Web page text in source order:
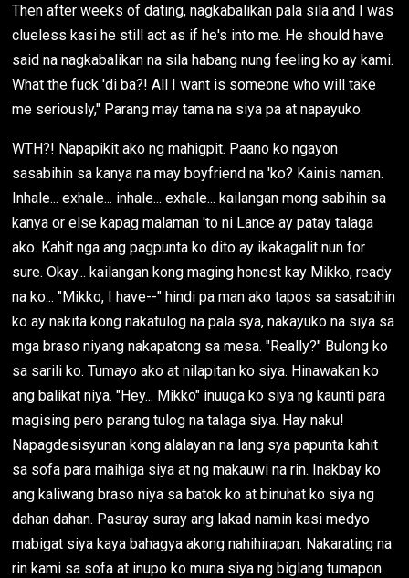
Then after weeks of dating, nagkabalikan pala sila and I was
clueless kasi he still act as if he's into me. He should have
said na nagkabalikan na sila habang nung feeling ko ay kami.
What the fuck 'di ba?! All I want is someone who will take
me seriously," Parang may tama na siya pa at napayuko.
WTH?! Napapikit ako ng mahigpit. Paano ko ngayon
sasabihin sa kanya na may boyfriend na 'ko? Kainis naman.
Inhale... exhale... inhale... exhale... kailangan mong sabihin sa
kanya or else kapag malaman 'to ni Lance ay patay talaga
ako. Kahit nga ang pagpunta ko dito ay ikakagalit nun for
sure. Okay... kailangan kong maging honest kay Mikko, ready
na ko... "Mikko, I have--" hindi pa man ako tapos sa sasabihin
ko ay nakita kong nakatulog na pala sya, nakayuko na siya sa
mga braso niyang nakapatong sa mesa. "Really?" Bulong ko
sa sarili ko. Tumayo ako at nilapitan ko siya. Hinawakan ko
ang balikat niya. "Hey... Mikko" inuuga ko siya ng kaunti para
magising pero parang tulog na talaga siya. Hay naku!
Napagdesisyunan kong alalayan na lang sya papunta kahit
sa sofa para maihiga siya at ng makauwi na rin. Inakbay ko
ang kaliwang braso niya sa batok ko at binuhat ko siya ng
dahan dahan. Pasuray suray ang lakad namin kasi medyo
mabigat siya kaya bahagya akong nahihirapan. Nakarating na
rin kami sa sofa at inupo ko muna siya ng biglang tumapon